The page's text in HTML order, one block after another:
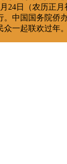
24日（农历正
。中国国务院侨
一起联欢过年。